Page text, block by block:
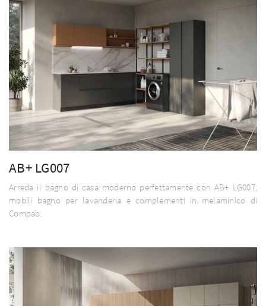
AB+ LG007
Arreda il bagno di casa moderno perfettamente con AB+ LG007,
mobili bagno per lavanderia e complementi in melaminico di
Compab.